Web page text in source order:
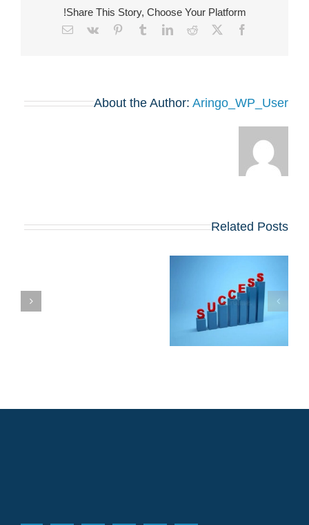
Share This Story, Choose Your Platform!
Facebook
X
Reddit
LinkedIn
Tumblr
Pinterest
Vk
Email
About the Author: Aringo_WP_User
Related Posts